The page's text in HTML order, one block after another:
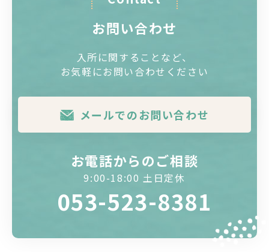
お問い合わせ
入所に関することなど、
お気軽にお問い合わせください
メールでのお問い合わせ
お電話からのご相談
9:00-18:00 土日定休
053-523-8381